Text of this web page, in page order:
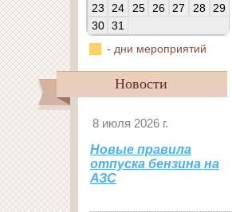
23
24 25 26 27 28
29
30 31
- дни мероприятий
Новости
8 июля 2026 г.
Новые правила
отпуска бензина на
АЗС